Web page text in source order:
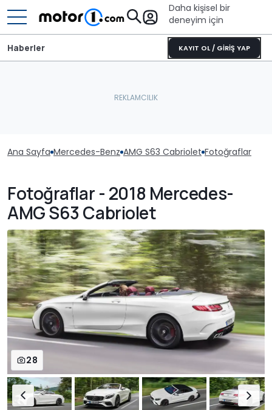
Daha kişisel bir
deneyim için
KAYIT OL / GİRİŞ YAP
Haberler
Ana Sayfa Mercedes-Benz AMG S63 Cabriolet Fotoğraflar
Fotoğraflar - 2018 Mercedes-
AMG S63 Cabriolet
28